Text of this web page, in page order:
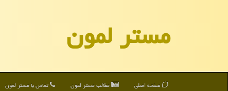
مستر لمون
صفحه اصلی مطالب مستر لمون تماس با مستر لمون